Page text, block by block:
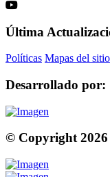
Última
Políticas Mapas del sitio
Desarrollado por:
© Copyright2026